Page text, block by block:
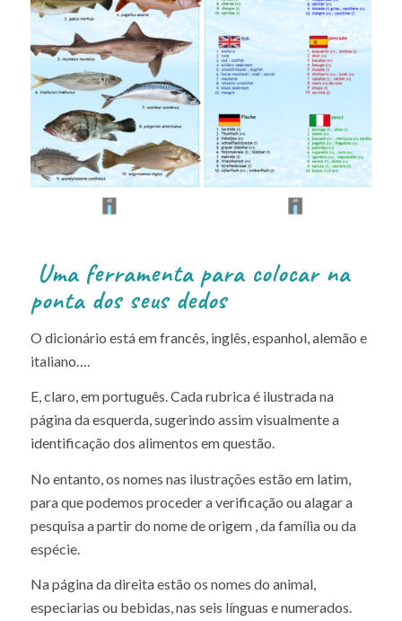
Uma ferramenta para colocar na
ponta dos seus dedos
O dicionário está em francês, inglês, espanhol, alemão e
italiano….
E, claro, em português. Cada rubrica é ilustrada na
página da esquerda, sugerindo assim visualmente a
identificação dos alimentos em questão.
No entanto, os nomes nas ilustrações estão em latim,
para que podemos proceder a verificação ou alagar a
pesquisa a partir do nome de origem , da família ou da
espécie.
Na página da direita estão os nomes do animal,
especiarias ou bebidas, nas seis línguas e numerados.